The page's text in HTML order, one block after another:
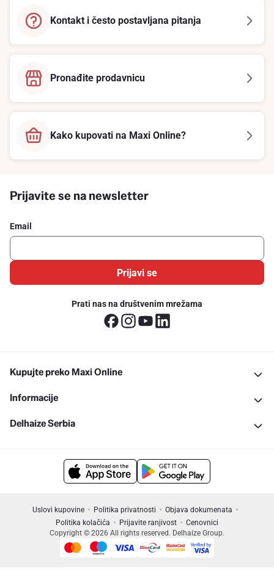
Kontakt i često postavljana pitanja
Pronađite prodavnicu
Kako kupovati na Maxi Online?
Prijavite se na newsletter
Email
Prijavi se
Prati nas na društvenim mrežama
Kupujte preko Maxi Online
Informacije
Delhaize Serbia
Uslovi kupovine Politika privatnosti
Objava dokumenata
Politika kolačića
Prijavite ranjivost
Cenovnici
Copyright © 2026 All rights reserved. Delhaize Group.